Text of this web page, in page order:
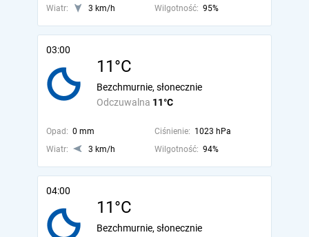
Wiatr:
3 km/h Wilgotność: 95%
03:00
11°C
Odczuwalna 11°C
Bezchmurnie, słonecznie
Opad: 0 mm Ciśnienie: 1023 hPa
Wiatr:
3 km/h Wilgotność: 94%
04:00
11°C
Bezchmurnie, słonecznie